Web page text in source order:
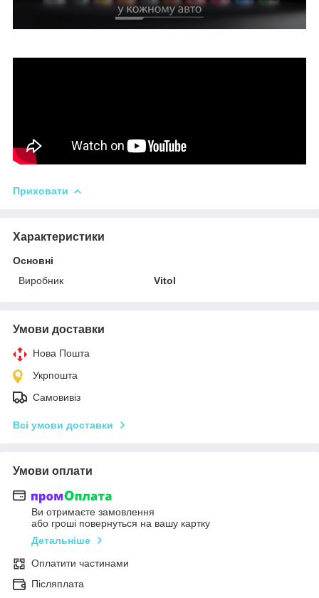
Приховати
Характеристики
Основні
Виробник
Vitol
Умови доставки
Нова Пошта
Укрпошта
Самовивіз
Всі умови доставки
Умови оплати
Ви отримаєте замовлення
або гроші повернуться на вашу картку
Детальніше
Оплатити частинами
Післяплата